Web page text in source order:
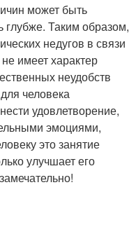
может быть
глубже. Таким образом,
недугов в связи
имеет характер
неудобств
человека
удовлетворение,
эмоциями,
это занятие
улучшает его